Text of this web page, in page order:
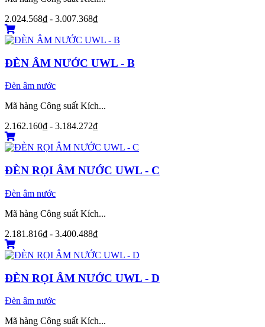
2.024.568₫ - 3.007.368₫
ĐÈN ÂM NƯỚC UWL - B
Đèn âm nước
Mã hàng Công suất Kích...
2.162.160₫ - 3.184.272₫
ĐÈN RỌI ÂM NƯỚC UWL - C
Đèn âm nước
Mã hàng Công suất Kích...
2.181.816₫ - 3.400.488₫
ĐÈN RỌI ÂM NƯỚC UWL - D
Đèn âm nước
Mã hàng Công suất Kích...